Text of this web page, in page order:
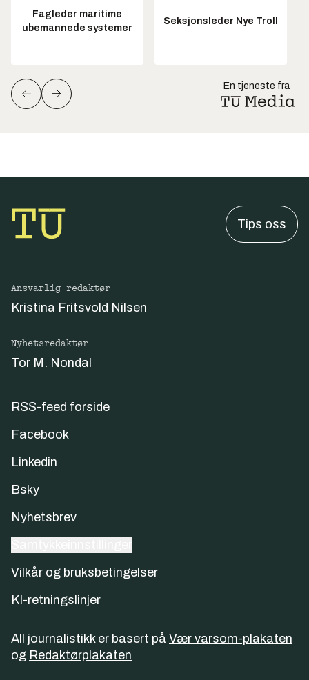
Fagleder maritime
ubemannede systemer
Seksjonsleder Nye Troll
En tjeneste fra
Tips oss
Ansvarlig redaktør
Kristina Fritsvold Nilsen
Nyhetsredaktør
Tor M. Nondal
RSS-feed forside
Facebook
Linkedin
Bsky
Nyhetsbrev
Vilkår og bruksbetingelser
KI-retningslinjer
All journalistikk er basert på Vær varsom-plakaten
og Redaktørplakaten